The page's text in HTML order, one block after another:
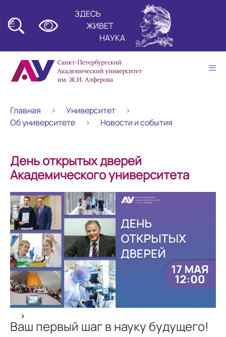
ЗДЕСЬ
ЖИВЕТ
НАУКА
Главная
Университет
Об университете
Новости и события
День открытых дверей
Академического университета
Ваш первый шаг в науку будущего!
≡
≡